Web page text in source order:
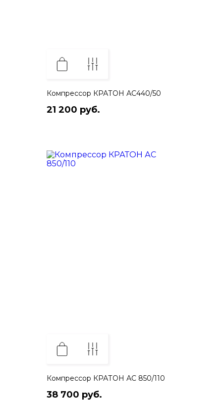
Компрессор КРАТОН АС440/50
21 200 руб.
Компрессор КРАТОН АС 850/110
38 700 руб.